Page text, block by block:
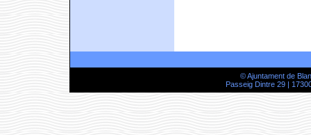
© Ajuntament de
Passeig Dintre 29 |